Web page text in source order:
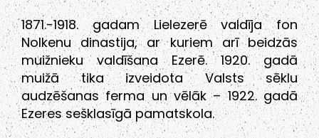
1871.-1918. gadam Lielezerē valdīja fon
Nolkenu dinastija, ar kuriem arī beidzās
muižnieku valdīšana Ezerē. 1920. gadā
muižā tika izveidota Valsts sēklu
audzēšanas ferma un vēlāk – 1922. gadā
Ezeres sešklasīgā pamatskola.